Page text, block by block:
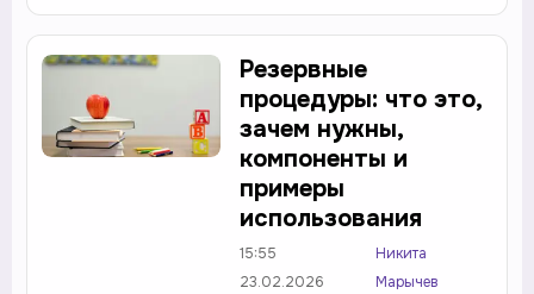
Резервные
процедуры: что это,
зачем нужны,
компоненты и
примеры
использования
15:55
23.02.2026
Никита
Марычев